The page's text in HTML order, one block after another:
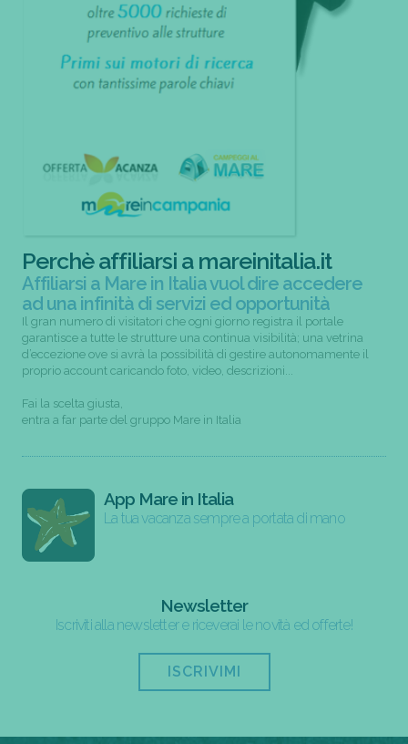
Perchè affiliarsi a mareinitalia.it
Affiliarsi a Mare in Italia vuol dire accedere
ad una infinità di servizi ed opportunità
Il gran numero di visitatori che ogni giorno registra il portale
garantisce a tutte le strutture una continua visibilità; una vetrina
d’eccezione ove si avrà la possibilità di gestire autonomamente il
proprio account caricando foto, video, descrizioni...
Fai la scelta giusta,
entra a far parte del gruppo Mare in Italia
App Mare in Italia
La tua vacanza sempre a portata di mano
Newsletter
Iscriviti alla newsletter e riceverai le novità ed offerte!
ISCRIVIMI